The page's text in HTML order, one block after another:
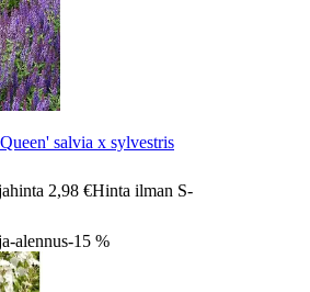
salvia x sylvestris
2,98 €Hinta ilman S-
alennus-15 %